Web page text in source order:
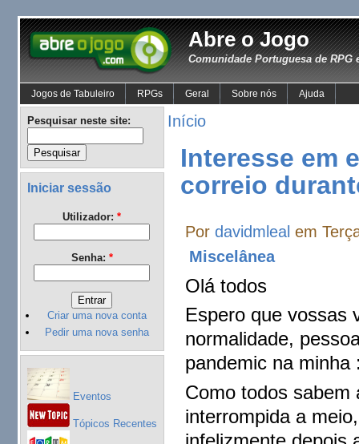
Abre o Jogo
Comunidade Portuguesa de RPG
Jogos de Tabuleiro RPGs Geral Sobre nós Ajuda
Pesquisar neste site:
Iniciar sessão
Utilizador: *
Senha: *
Criar uma nova conta
Pedir uma nova senha
Eventos
Tópicos Recentes
Início
Interesse em
correio
Pordavidmleal em
Miscelânea
Olá todos
Espero que vossas
normalidade,
pandemic na minha
Como todos sabem
interrompida a